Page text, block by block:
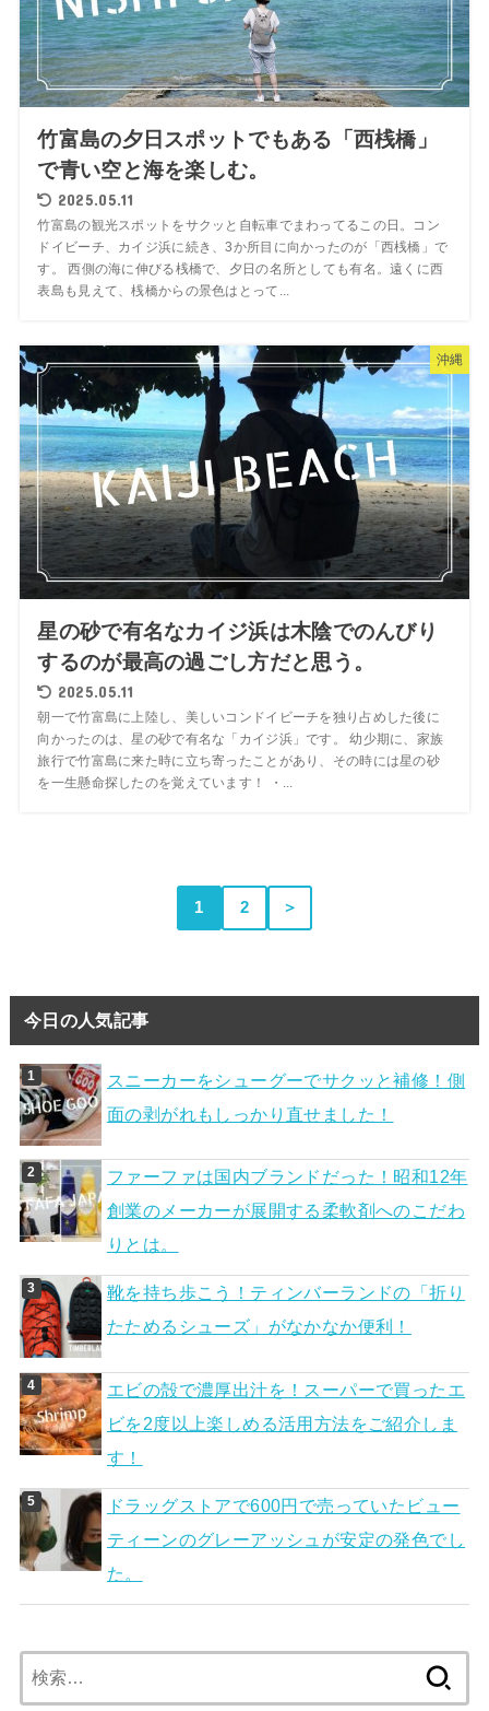
竹富島の夕日スポットでもある「西桟橋」
で青い空と海を楽しむ。
2025.05.11
竹富島の観光スポットをサクッと自転車でまわってるこの日。コン
ドイビーチ、カイジ浜に続き、3か所目に向かったのが「西桟橋」で
す。 西側の海に伸びる桟橋で、夕日の名所としても有名。遠くに西
表島も見えて、桟橋からの景色はとって...
沖縄
星の砂で有名なカイジ浜は木陰でのんびり
するのが最高の過ごし方だと思う。
2025.05.11
朝一で竹富島に上陸し、美しいコンドイビーチを独り占めした後に
向かったのは、星の砂で有名な「カイジ浜」です。 幼少期に、家族
旅行で竹富島に来た時に立ち寄ったことがあり、その時には星の砂
を一生懸命探したのを覚えています！ ・...
1 2 ＞
今日の人気記事
スニーカーをシューグーでサクッと補修！側
面の剥がれもしっかり直せました！
ファーファは国内ブランドだった！昭和12年
創業のメーカーが展開する柔軟剤へのこだわ
りとは。
靴を持ち歩こう！ティンバーランドの「折り
たためるシューズ」がなかなか便利！
エビの殻で濃厚出汁を！スーパーで買ったエ
ビを2度以上楽しめる活用方法をご紹介しま
す！
ドラッグストアで600円で売っていたビュー
ティーンのグレーアッシュが安定の発色でし
た。
索: